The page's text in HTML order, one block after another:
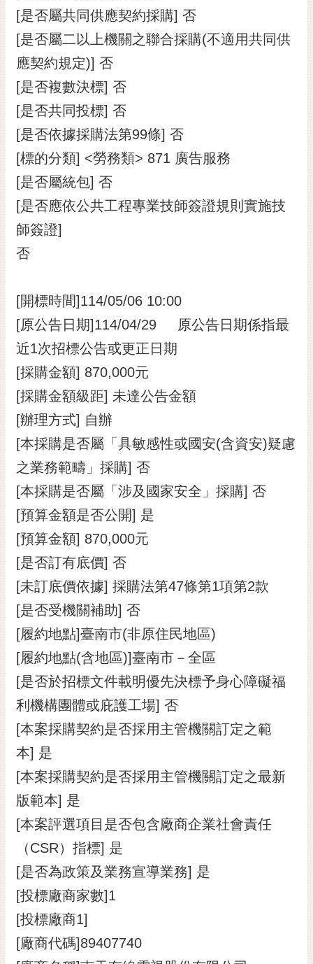
閱
RSS
訂
閱
電
子
報
市
信
箱
English
日
隱
私
權
及
安
全
政
策
網
資
料
放
宣
市
府
交
通
位
置
[是否屬共同供應契約採購] 否
[是否屬二以上機關之聯合採購(不適用共同供
應契約規定)] 否
[是否複數決標] 否
[是否共同投標] 否
[是否依據採購法第99條] 否
[標的分類] <勞務類> 871 廣告服務
[是否屬統包] 否
[是否應依公共工程專業技師簽證規則實施技
師簽證]
否
[開標時間]114/05/06 10:00
[原公告日期]114/04/29 原公告日期係指最
近1次招標公告或更正日期
[採購金額] 870,000元
[採購金額級距] 未達公告金額
[辦理方式] 自辦
[本採購是否屬「具敏感性或國安(含資安)疑慮
之業務範疇」採購] 否
[本採購是否屬「涉及國家安全」採購] 否
[預算金額是否公開] 是
[預算金額] 870,000元
[是否訂有底價] 否
[未訂底價依據] 採購法第47條第1項第2款
[是否受機關補助] 否
[履約地點]臺南市(非原住民地區)
[履約地點(含地區)]臺南市－全區
[是否於招標文件載明優先決標予身心障礙福
利機構團體或庇護工場] 否
[本案採購契約是否採用主管機關訂定之範
本] 是
[本案採購契約是否採用主管機關訂定之最新
版範本] 是
[本案評選項目是否包含廠商企業社會責任
（CSR）指標] 是
[是否為政策及業務宣導業務] 是
[投標廠商家數]1
[投標廠商1]
[廠商代碼]89407740